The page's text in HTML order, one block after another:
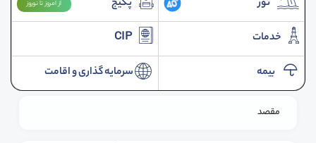
از امروز تا نوروز
خدمات CIP
بیمه سرمایه گذاری و اقامت
مقصد